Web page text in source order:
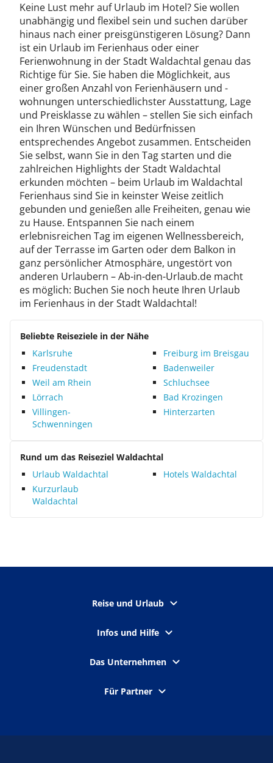
Keine Lust mehr auf Urlaub im Hotel? Sie wollen
unabhängig und flexibel sein und suchen darüber
hinaus nach einer preisgünstigeren Lösung? Dann
ist ein Urlaub im Ferienhaus oder einer
Ferienwohnung in der Stadt Waldachtal genau das
Richtige für Sie. Sie haben die Möglichkeit, aus
einer großen Anzahl von Ferienhäusern und -
wohnungen unterschiedlichster Ausstattung, Lage
und Preisklasse zu wählen – stellen Sie sich einfach
ein Ihren Wünschen und Bedürfnissen
entsprechendes Angebot zusammen. Entscheiden
Sie selbst, wann Sie in den Tag starten und die
zahlreichen Highlights der Stadt Waldachtal
erkunden möchten – beim Urlaub im Waldachtal
Ferienhaus sind Sie in keinster Weise zeitlich
gebunden und genießen alle Freiheiten, genau wie
zu Hause. Entspannen Sie nach einem
erlebnisreichen Tag im eigenen Wellnessbereich,
auf der Terrasse im Garten oder dem Balkon in
ganz persönlicher Atmosphäre, ungestört von
anderen Urlaubern – Ab-in-den-Urlaub.de macht
es möglich: Buchen Sie noch heute Ihren Urlaub
im Ferienhaus in der Stadt Waldachtal!
Beliebte Reiseziele in der Nähe
Karlsruhe
Freiburg im Breisgau
Freudenstadt
Badenweiler
Weil am Rhein
Schluchsee
Lörrach
Bad Krozingen
Villingen-
Schwenningen
Hinterzarten
Rund um das Reiseziel Waldachtal
Urlaub Waldachtal
Hotels Waldachtal
Kurzurlaub
Waldachtal
Reise und Urlaub
Infos und Hilfe
Das Unternehmen
Für Partner